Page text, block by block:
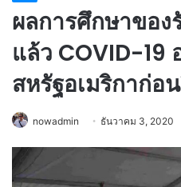
ผลการศึกษาของ
แล้ว COVID-19
สหรัฐอเมริกาก่อ
nowadmin ธันวาคม 3, 2020